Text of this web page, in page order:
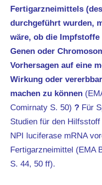
Fertigarzneimittels
durchgeführt wurden,
wäre, ob die
Genen oder
Vorhersagen auf eine
Wirkung oder
machen zu können
Comirnaty S. 50) ? Für
Studien für den
NPI luciferase mRNA
Fertigarzneimittel (EMA
S. 44, 50 ff).